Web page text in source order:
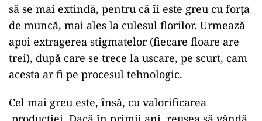
să se mai extindă, pentru că îi este greu cu forța
de muncă, mai ales la culesul florilor. Urmează
apoi extragerea stigmatelor (fiecare floare are
trei), după care se trece la uscare, pe scurt, cam
acesta ar fi pe procesul tehnologic.
Cel mai greu este, însă, cu valorificarea